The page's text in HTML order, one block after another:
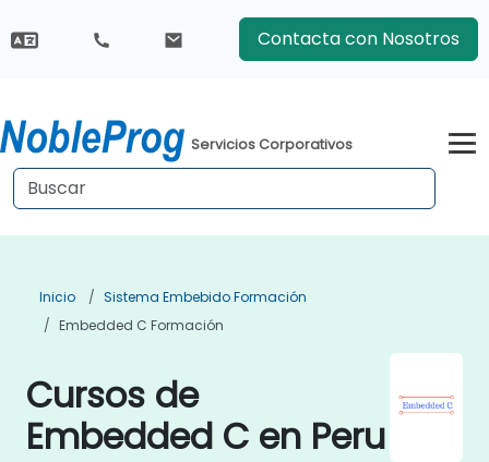
Contacta con Nosotros
Servicios Corporativos
Inicio
Sistema Embebido Formación
Embedded C Formación
Cursos de
Embedded C en Peru